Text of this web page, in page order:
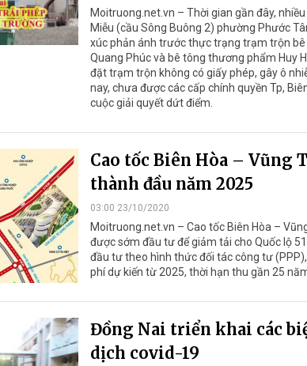
Moitruong.net.vn – Thời gian gần đây,
Miễu (cầu Sông Buông 2) phường Phước
xúc phản ánh trước thực trạng trạm trộn
Quang Phúc và bê tông thương phẩm Huy
đặt trạm trộn không có giấy phép, gây ô
nay, chưa được các cấp chính quyền Tp,
cuộc giải quyết dứt điểm.
Cao tốc Biên Hòa – Vũng
thành đầu năm 2025
03:00 23/10/2020
Moitruong.net.vn – Cao tốc Biên Hòa –
được sớm đầu tư để giảm tải cho Quốc lộ
đầu tư theo hình thức đối tác công tư
phí dự kiến từ 2025, thời hạn thu gần 25
Đồng Nai triển khai các
dịch covid-19